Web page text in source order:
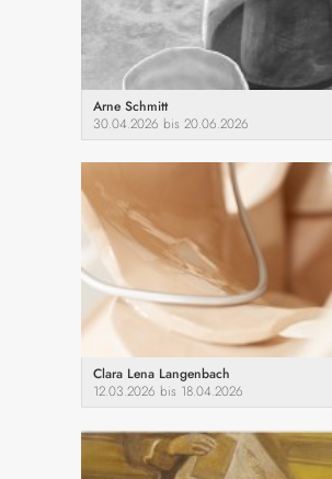
Arne Schmitt
30.04.2026 bis 20.06.2026
Clara Lena Langenbach
12.03.2026 bis 18.04.2026